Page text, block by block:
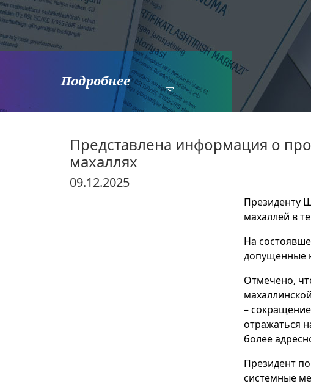
Подробнее
Представлена информация о
махаллях
09.12.2025
Президенту
махаллей в
На
допущенные
Отмечено,
–
отражаться
более
Президент
системные